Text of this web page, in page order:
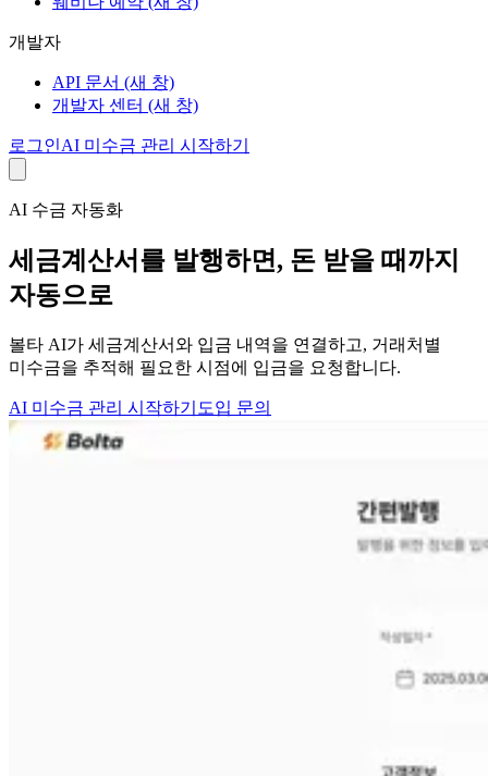
개발자
API 문서 (새 창)
개발자 센터 (새 창)
로그인AI 미수금 관리 시작하기
AI 수금 자동화
세금계산서를 발행하면, 돈 받을 때까지
자동으로
볼타 AI가 세금계산서와 입금 내역을 연결하고, 거래처별
미수금을 추적해 필요한 시점에 입금을 요청합니다.
AI 미수금 관리 시작하기 도입 문의